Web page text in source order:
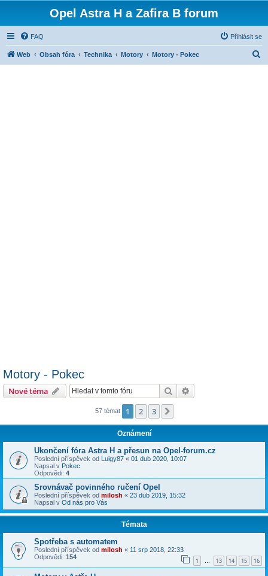
Opel Astra H a Zafira B forum
FAQ Přihlásit se
Web Obsah fóra Technika Motory Motory - Pokec
Motory - Pokec
Nové téma Hledat
57 témat 1 2 3
Oznámení
Ukončení fóra Astra H a přesun na Opel-forum.cz
Poslední příspěvek od Luigy87 « 01 dub 2020, 10:07
Napsal v Pokec
Odpovědi: 4
Srovnávač povinného ručení Opel
Poslední příspěvek od milosh « 23 dub 2019, 15:32
Napsal v Od nás pro Vás
Témata
Spotřeba s automatem
Poslední příspěvek od milosh « 11 srp 2018, 22:33
Odpovědi: 154 1 … 13 14 15 16